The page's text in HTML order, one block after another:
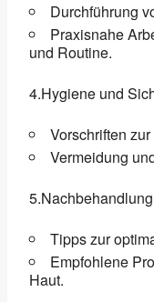
Durchführung
Praxisnahe
und Routine.
4.Hygiene und
Vorschriften
Vermeidung
Tipps zur
Empfohlene
Haut.